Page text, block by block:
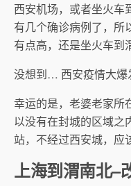
西安机场，或者坐火车
有几个确诊病例了，所
有点高，还是坐火车到
没想到… 西安疫情大爆
幸运的是，老婆老家所
以没有在封城的区域之
站，不经过西安城，应
上海到渭南北–